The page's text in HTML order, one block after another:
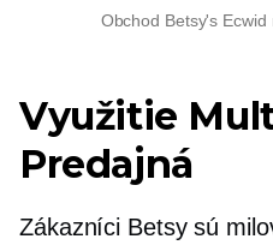
Obchod Betsy's
Využitie
Predajná
Zákazníci Betsy sú